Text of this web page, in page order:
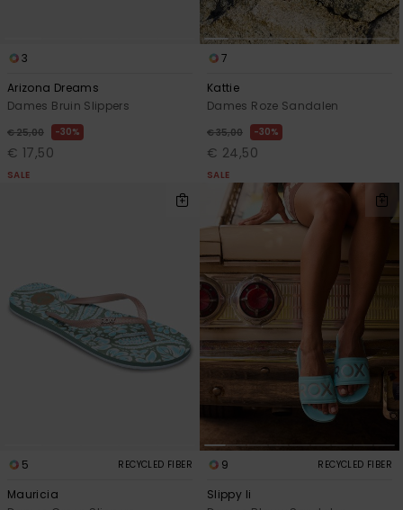
3
Arizona Dreams
Dames Bruin Slippers
€ 25,00 30%
€ 17,50
SALE
7
Kattie
Dames Roze Sandalen
€ 35,00 30%
€ 24,50
SALE
5 RECYCLED FIBER
Mauricia
9 RECYCLED FIBER
Slippy Ii